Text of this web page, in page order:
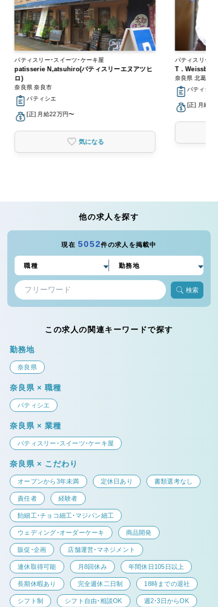
パティスリー・スイーツ・ケーキ屋
patisserie N,atsuhiro(パティスリーエヌアツヒ
ロ)
奈良県 奈良市
パティシエ
[正] 月給22万円〜
気になる
パティスリー・
T．
奈良県 北葛城
パティシエ
[正] 月給
他の求人を探す
現在5052件の求人を掲載中
検索
この求人の関連キーワードで探す
勤務地
奈良県
奈良県 × 職種
パティシエ
奈良県 × 業種
パティスリー・スイーツ・ケーキ屋
奈良県 × こだわり
オープンから3年未満 定休日あり 書類選考なし
責任者 経験者
飴細工・チョコ細工・マジパン細工
ウェディング・オーダーケーキ 商品開発
販促・企画 店舗運営・マネジメント
連休取得可能 月8回休み 年間休日105日以上
長期休暇あり 完全週休二日制 18時までの退社
シフト制 シフト自由・相談OK 週2・3日からOK